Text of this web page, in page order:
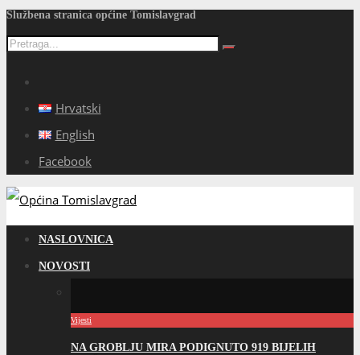
Službena stranica općine Tomislavgrad
Hrvatski
English
Facebook
NASLOVNICA
NOVOSTI
Vijesti
NA GROBLJU MIRA PODIGNUTO 919 BIJELIH